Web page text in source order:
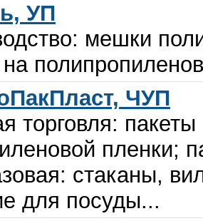
УП
мешки
на
ЧУП
торговля:
пленки;
стаканы,
для посуды...